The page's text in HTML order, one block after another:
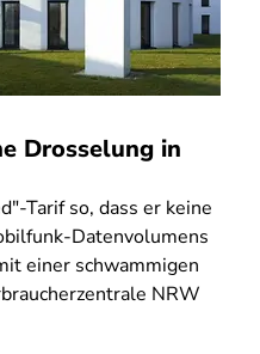
Drosselung in
Tarif so, dass er keine
Datenvolumens
einer schwammigen
NRW